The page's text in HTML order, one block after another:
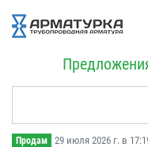
Продам 29 июля 2026 г. в